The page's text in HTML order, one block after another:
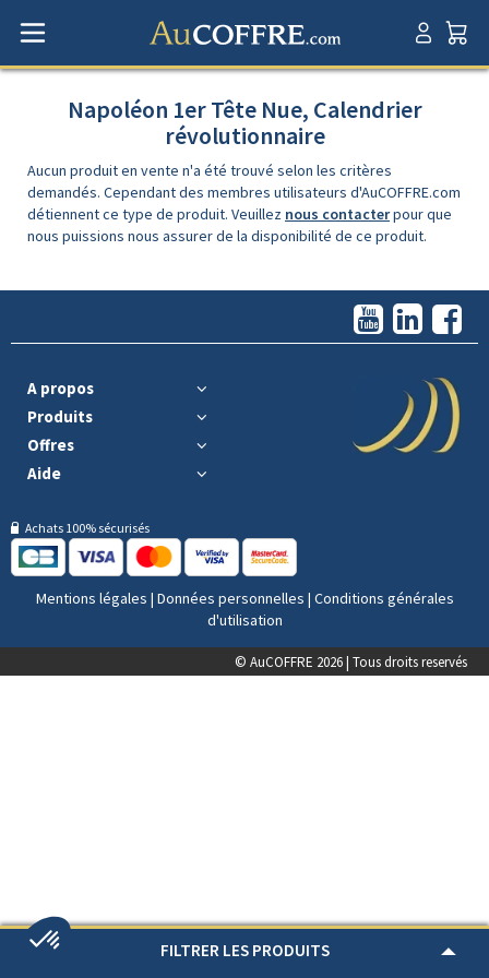
FILTRER LES PRODUITS
Napoléon 1er Tête Nue, Calendrier
révolutionnaire
Aucun produit en vente n'a été trouvé selon les critères
demandés. Cependant des membres utilisateurs d'AuCOFFRE.com
détiennent ce type de produit. Veuillez nous contacterpour que
nous puissions nous assurer de la disponibilité de ce produit.
A propos
Produits
Offres
Aide
Achats 100% sécurisés
Mentions légales | Données personnelles | Conditions générales
d'utilisation
© AuCOFFRE 2026 | Tous droits reservés